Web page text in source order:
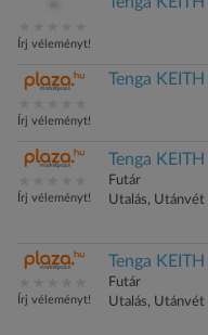
Írj véleményt!
Írj véleményt!
Tenga
Írj véleményt!
Tenga
Futár
Utalás, Utánvét
Írj véleményt!
Tenga
Futár
Utalás, Utánvét